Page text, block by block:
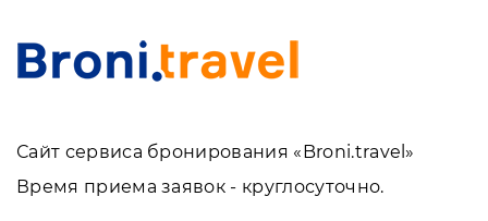
Сайт сервиса бронирования «Broni.travel»
Время приема заявок - круглосуточно.